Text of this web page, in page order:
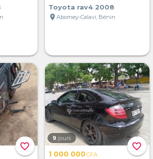
Toyota rav4 2008
location_on Abomey-Calavi, Bénin
favorite_border favorite_border
9 jours
1 000 000CFA